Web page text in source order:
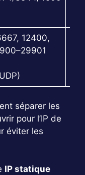
12400,
séparer les
pour l’IP de
éviter les
IP statique